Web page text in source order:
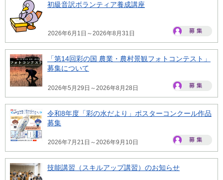
初級音訳ボランティア養成講座
2026年6月1日～2026年8月31日
「第14回彩の国 農業・農村景観フォトコンテスト」
募集について
2026年5月29日～2026年8月28日
令和8年度「彩の水だより」ポスターコンクール作品
募集
2026年7月21日～2026年9月10日
技能講習（スキルアップ講習）のお知らせ